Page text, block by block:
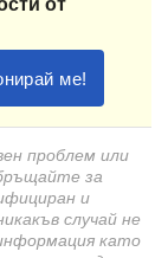
от
проблем или
за
и
случай не
като